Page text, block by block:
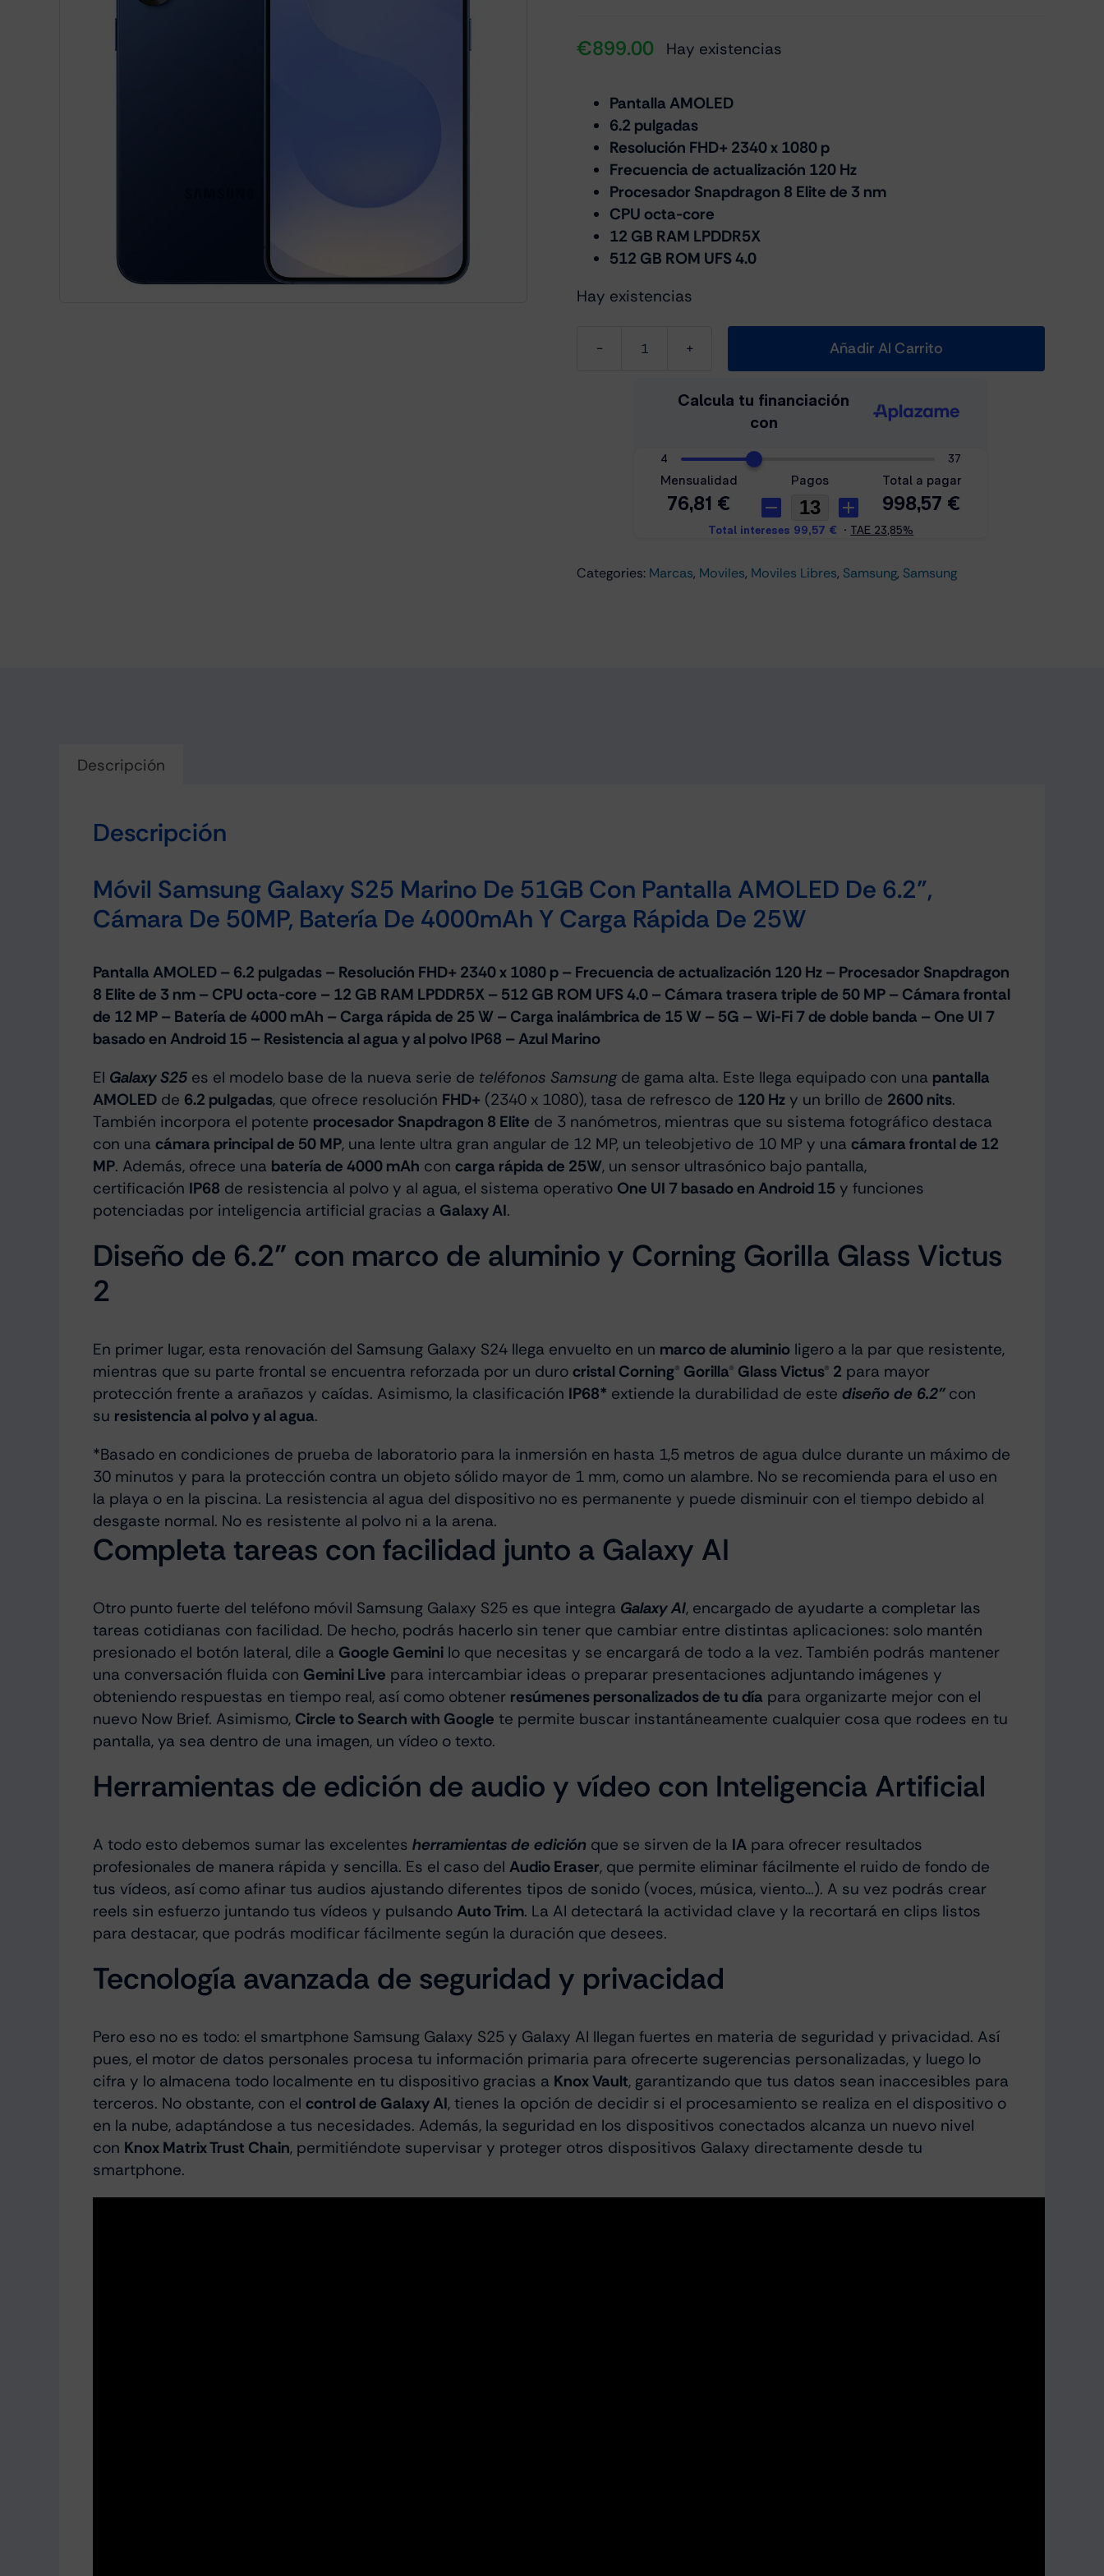
€899.00 Hay existencias
Pantalla AMOLED
6.2 pulgadas
Resolución FHD+ 2340 x 1080 p
Frecuencia de actualización 120 Hz
Procesador Snapdragon 8 Elite de 3 nm
CPU octa-core
12 GB RAM LPDDR5X
512 GB ROM UFS 4.0
Hay existencias
Samsung
cantidad
Añadir Al Carrito
Categories: Marcas, Moviles, Moviles Libres, Samsung, Samsung
Descripción
Descripción
Móvil Samsung Galaxy S25 Marino De 51GB Con Pantalla AMOLED De 6.2”,
Cámara De 50MP, Batería De 4000mAh Y Carga Rápida De 25W
Pantalla AMOLED – 6.2 pulgadas – Resolución FHD+ 2340 x 1080 p – Frecuencia de actualización 120 Hz – Procesador Snapdragon
8 Elite de 3 nm – CPU octa-core – 12 GB RAM LPDDR5X – 512 GB ROM UFS 4.0 – Cámara trasera triple de 50 MP – Cámara frontal
de 12 MP – Batería de 4000 mAh – Carga rápida de 25 W – Carga inalámbrica de 15 W – 5G – Wi-Fi 7 de doble banda – One UI 7
basado en Android 15 – Resistencia al agua y al polvo IP68 – Azul Marino
El Galaxy S25es el modelo base de la nueva serie de teléfonos Samsungde gama alta. Este llega equipado con una pantalla
AMOLEDde 6.2 pulgadas, que ofrece resolución FHD+ (2340 x 1080), tasa de refresco de 120 Hzy un brillo de 2600 nits.
También incorpora el potente procesador Snapdragon 8 Elite de 3 nanómetros, mientras que su sistema fotográfico destaca
con una cámara principal de 50 MP, una lente ultra gran angular de 12 MP, un teleobjetivo de 10 MP y una cámara frontal de 12
MP. Además, ofrece una batería de 4000 mAh con carga rápida de 25W, un sensor ultrasónico bajo pantalla,
certificación IP68 de resistencia al polvo y al agua, el sistema operativo One UI 7 basado en Android 15y funciones
potenciadas por inteligencia artificial gracias a Galaxy AI.
Diseño de 6.2” con marco de aluminio y Corning Gorilla Glass Victus
2
En primer lugar, esta renovación del Samsung Galaxy S24 llega envuelto en un marco de aluminioligero a la par que resistente,
mientras que su parte frontal se encuentra reforzada por un duro cristal Corning® Gorilla® Glass Victus® 2 para mayor
protección frente a arañazos y caídas. Asimismo, la clasificación IP68* extiende la durabilidad de este diseño de 6.2”con
su resistencia al polvo y al agua.
*Basado en condiciones de prueba de laboratorio para la inmersión en hasta 1,5 metros de agua dulce durante un máximo de
30 minutos y para la protección contra un objeto sólido mayor de 1 mm, como un alambre. No se recomienda para el uso en
la playa o en la piscina. La resistencia al agua del dispositivo no es permanente y puede disminuir con el tiempo debido al
desgaste normal. No es resistente al polvo ni a la arena.
Completa tareas con facilidad junto a Galaxy AI
Otro punto fuerte del teléfono móvil Samsung Galaxy S25 es que integra Galaxy AI, encargado de ayudarte a completar las
tareas cotidianas con facilidad. De hecho, podrás hacerlo sin tener que cambiar entre distintas aplicaciones: solo mantén
presionado el botón lateral, dile a Google Geminilo que necesitas y se encargará de todo a la vez. También podrás mantener
una conversación fluida con Gemini Live para intercambiar ideas o preparar presentaciones adjuntando imágenes y
obteniendo respuestas en tiempo real, así como obtener resúmenes personalizados de tu día para organizarte mejor con el
nuevo Now Brief. Asimismo, Circle to Search with Google te permite buscar instantáneamente cualquier cosa que rodees en tu
pantalla, ya sea dentro de una imagen, un vídeo o texto.
Herramientas de edición de audio y vídeo con Inteligencia Artificial
A todo esto debemos sumar las excelentes herramientas de ediciónque se sirven de la IApara ofrecer resultados
profesionales de manera rápida y sencilla. Es el caso del Audio Eraser, que permite eliminar fácilmente el ruido de fondo de
tus vídeos, así como afinar tus audios ajustando diferentes tipos de sonido (voces, música, viento…). A su vez podrás crear
reels sin esfuerzo juntando tus vídeos y pulsando Auto Trim. La AI detectará la actividad clave y la recortará en clips listos
para destacar, que podrás modificar fácilmente según la duración que desees.
Tecnología avanzada de seguridad y privacidad
Pero eso no es todo: el smartphone Samsung Galaxy S25 y Galaxy AI llegan fuertes en materia de seguridad y privacidad. Así
pues, el motor de datos personales procesa tu información primaria para ofrecerte sugerencias personalizadas, y luego lo
cifra y lo almacena todo localmente en tu dispositivo gracias a Knox Vault, garantizando que tus datos sean inaccesibles para
terceros. No obstante, con el control de Galaxy AI, tienes la opción de decidir si el procesamiento se realiza en el dispositivo o
en la nube, adaptándose a tus necesidades. Además, la seguridad en los dispositivos conectados alcanza un nuevo nivel
con Knox Matrix Trust Chain, permitiéndote supervisar y proteger otros dispositivos Galaxy directamente desde tu
smartphone.